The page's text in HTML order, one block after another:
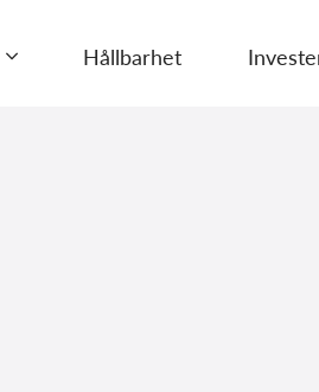
Hållbarhet